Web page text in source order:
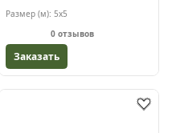
Размер (м): 5х5
0 отзывов
Заказать